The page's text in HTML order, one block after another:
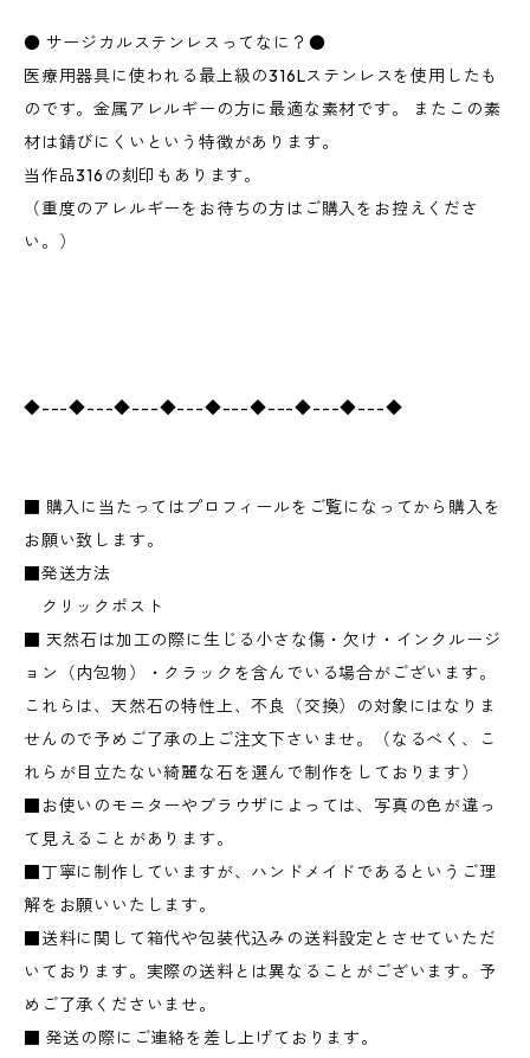
● サージカルステンレスってなに？●
医療用器具に使われる最上級の316Lステンレスを使用したも
のです。金属アレルギーの方に最適な素材です。 またこの素
材は錆びにくいという特徴があります。
当作品316の刻印もあります。
（重度のアレルギーをお待ちの方はご購入をお控えくださ
い。）
◆---◆---◆---◆---◆---◆---◆---◆---◆
■ 購入に当たってはプロフィールをご覧になってから購入を
お願い致します。
■発送方法
クリックポスト
■ 天然石は加工の際に生じる小さな傷・欠け・インクルージ
ョン（内包物）・クラックを含んでいる場合がございます。
これらは、天然石の特性上、不良（交換）の対象にはなりま
せんので予めご了承の上ご注文下さいませ。（なるべく、こ
れらが目立たない綺麗な石を選んで制作をしております）
■お使いのモニターやブラウザによっては、写真の色が違っ
て見えることがあります。
■丁寧に制作していますが、ハンドメイドであるというご理
解をお願いいたします。
■送料に関して箱代や包装代込みの送料設定とさせていただ
いております。実際の送料とは異なることがございます。予
めご了承くださいませ。
■ 発送の際にご連絡を差し上げております。